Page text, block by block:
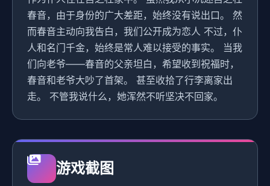
春音，由于身份的广大差距，始终没有说出口。 然
而春音主动向我告白，我们公开成为恋人 不过，仆
人和名门千金，始终是常人难以接受的事实。 当我
们向老爷——春音的父亲坦白，希望收到祝福时，
春音和老爷大吵了首架。 甚至收拾了行李离家出
走。 不管我说什么，她浑然不听坚决不回家。
游戏截图